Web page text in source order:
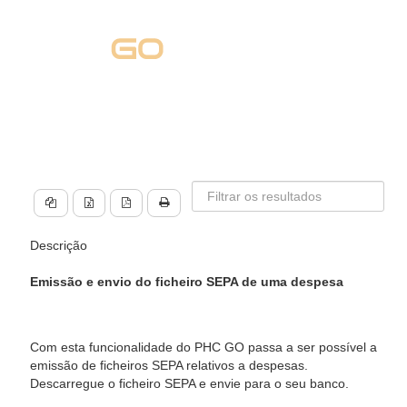
Descrição
Emissão e envio do ficheiro SEPA de uma despesa
Com esta funcionalidade do PHC GO passa a ser possível a
emissão de ficheiros SEPA relativos a despesas.
Descarregue o ficheiro SEPA e envie para o seu banco.